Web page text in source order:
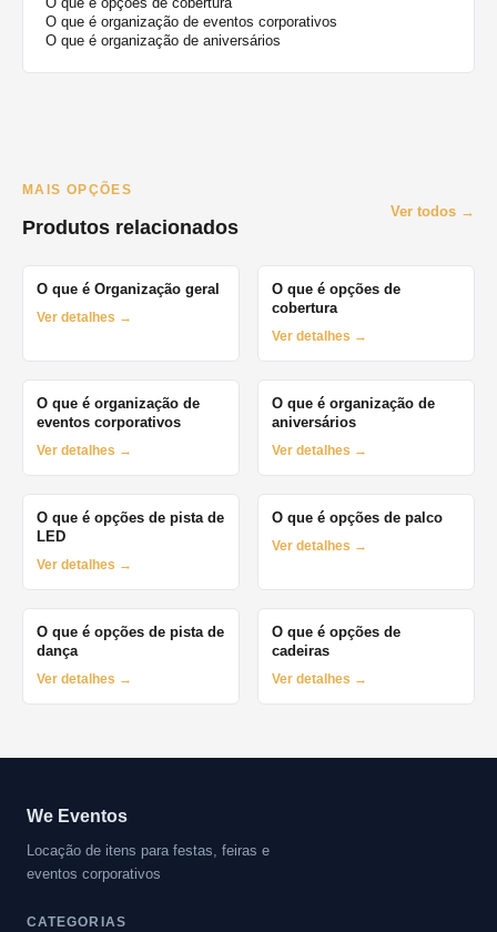
O que é organização de eventos corporativos
O que é organização de aniversários
MAIS OPÇÕES
Produtos relacionados
Ver todos →
O que é Organização geral
Ver detalhes →
O que é opções de
cobertura
Ver detalhes →
O que é organização de
eventos corporativos
Ver detalhes →
O que é organização de
aniversários
Ver detalhes →
O que é opções de pista de
LED
Ver detalhes →
O que é opções de palco
Ver detalhes →
O que é opções de pista de
dança
Ver detalhes →
O que é opções de
cadeiras
Ver detalhes →
We Eventos
Locação de itens para festas, feiras e
eventos corporativos
CATEGORIAS